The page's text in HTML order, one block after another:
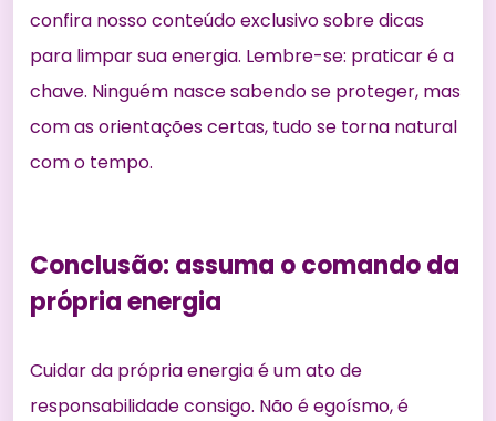
confira nosso conteúdo exclusivo sobredicas
para limpar sua energia. Lembre-se: praticar é a
chave. Ninguém nasce sabendo se proteger, mas
com as orientações certas, tudo se torna natural
com o tempo.
Conclusão: assuma o comando da
própria energia
Cuidar da própria energia é um ato de
responsabilidade consigo. Não é egoísmo, é